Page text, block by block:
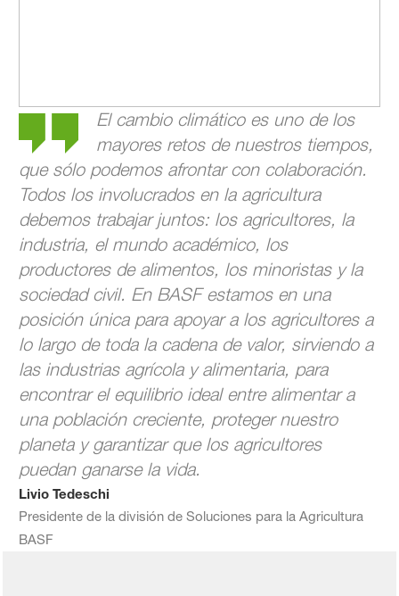
El cambio climático es uno de los
mayores retos de nuestros tiempos,
que sólo podemos afrontar con colaboración.
Todos los involucrados en la agricultura
debemos trabajar juntos: los agricultores, la
industria, el mundo académico, los
productores de alimentos, los minoristas y la
sociedad civil. En BASF estamos en una
posición única para apoyar a los agricultores a
lo largo de toda la cadena de valor, sirviendo a
las industrias agrícola y alimentaria, para
encontrar el equilibrio ideal entre alimentar a
una población creciente, proteger nuestro
planeta y garantizar que los agricultores
puedan ganarse la vida.
Livio Tedeschi
Presidente de la división de Soluciones para la Agricultura
BASF